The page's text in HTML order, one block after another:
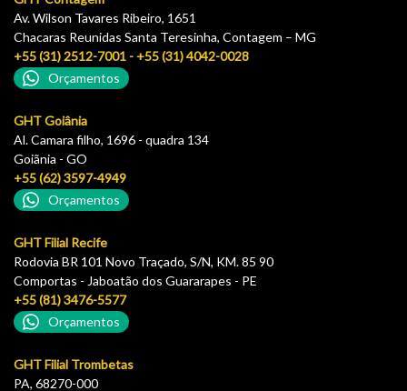
Av. Wilson Tavares Ribeiro, 1651
Chacaras Reunidas Santa Teresinha, Contagem – MG
+55 (31) 2512-7001 - +55 (31) 4042-0028
Orçamentos
GHT Goiânia
Al. Camara filho, 1696 - quadra 134
Goiãnia - GO
+55 (62) 3597-4949
Orçamentos
GHT Filial Recife
Rodovia BR 101 Novo Traçado, S/N, KM. 85 90
Comportas - Jaboatão dos Guararapes - PE
+55 (81) 3476-5577
Orçamentos
GHT Filial Trombetas
PA, 68270-000